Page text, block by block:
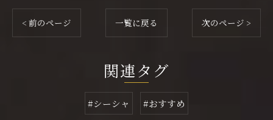
< 前のページ 一覧に戻る 次のページ >
関連タグ
#シーシャ #おすすめ